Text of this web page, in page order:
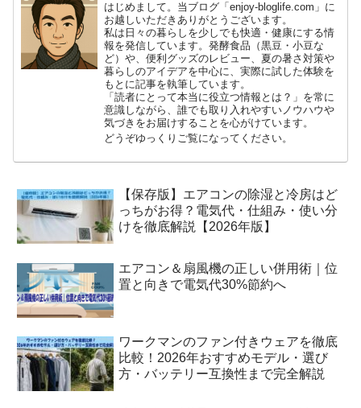
はじめまして。当ブログ「enjoy-bloglife.com」に
お越しいただきありがとうございます。
私は日々の暮らしを少しでも快適・健康にする情
報を発信しています。発酵食品（黒豆・小豆な
ど）や、便利グッズのレビュー、夏の暑さ対策や
暮らしのアイデアを中心に、実際に試した体験を
もとに記事を執筆しています。
「読者にとって本当に役立つ情報とは？」を常に
意識しながら、誰でも取り入れやすいノウハウや
気づきをお届けすることを心がけています。
どうぞゆっくりご覧になってください。
【保存版】エアコンの除湿と冷房はど
っちがお得？電気代・仕組み・使い分
けを徹底解説【2026年版】
エアコン＆扇風機の正しい併用術｜位
置と向きで電気代30%節約へ
ワークマンのファン付きウェアを徹底
比較！2026年おすすめモデル・選び
方・バッテリー互換性まで完全解説